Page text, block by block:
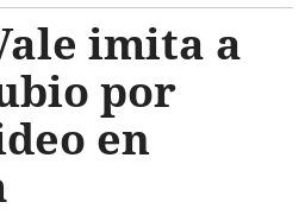
imita a
por
en